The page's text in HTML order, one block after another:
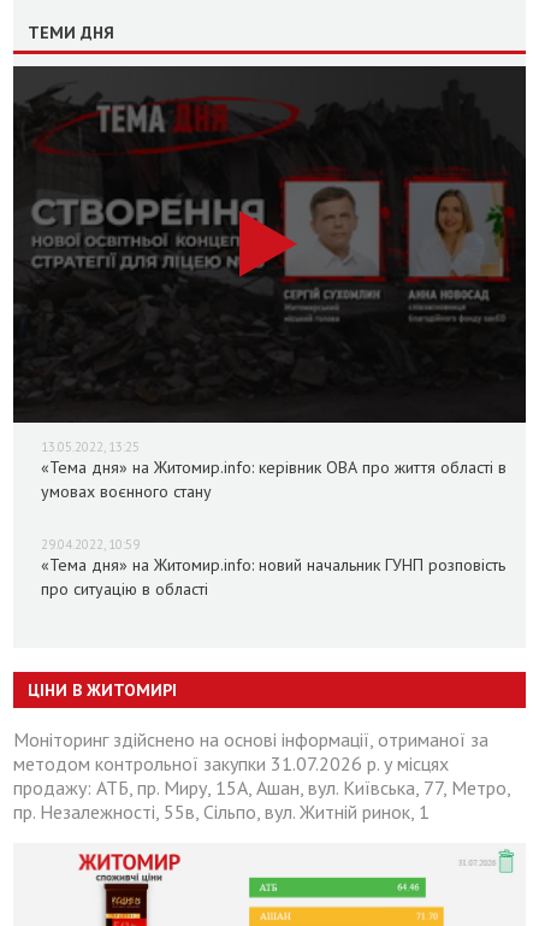
ТЕМИ ДНЯ
13.05.2022, 13:25
«Тема дня» на Житомир.info: керівник ОВА про життя області в
умовах воєнного стану
29.04.2022, 10:59
«Тема дня» на Житомир.info: новий начальник ГУНП розповість
про ситуацію в області
ЦІНИ В ЖИТОМИРІ
Моніторинг здійснено на основі інформації, отриманої за
методом контрольної закупки 31.07.2026 р. у місцях
продажу: АТБ, пр. Миру, 15А, Ашан, вул. Київська, 77, Метро,
пр. Незалежності, 55в, Сільпо, вул. Житній ринок, 1